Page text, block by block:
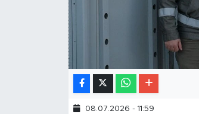
08.07.2026 - 11:59